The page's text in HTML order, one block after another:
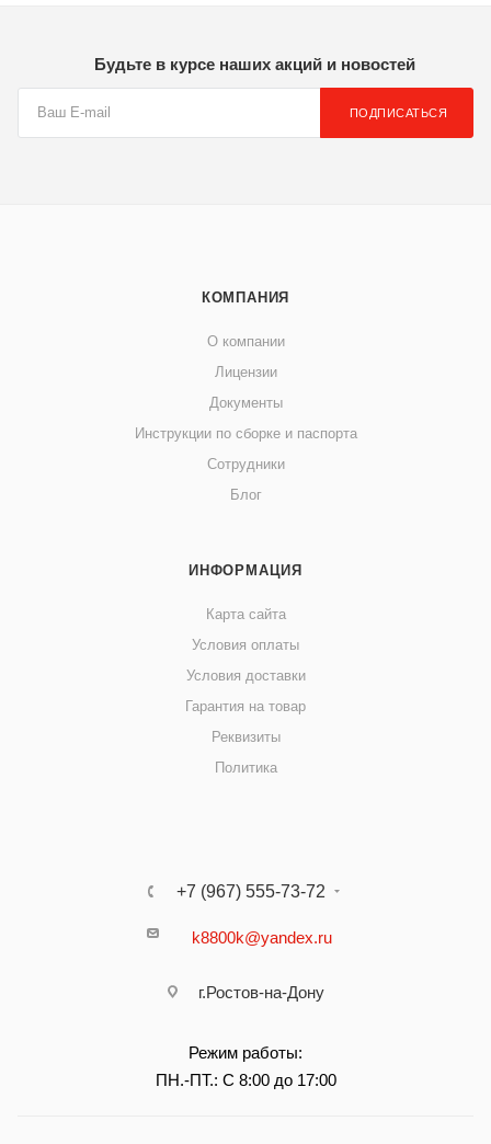
Будьте в курсе наших акций и новостей
ПОДПИСАТЬСЯ
КОМПАНИЯ
О компании
Лицензии
Документы
Инструкции по сборке и паспорта
Сотрудники
Блог
ИНФОРМАЦИЯ
Карта сайта
Условия оплаты
Условия доставки
Гарантия на товар
Реквизиты
Политика
+7 (967) 555-73-72
k8800k@yandex.ru
г.Ростов-на-Дону
Режим работы:
ПН.-ПТ.: С 8:00 до 17:00